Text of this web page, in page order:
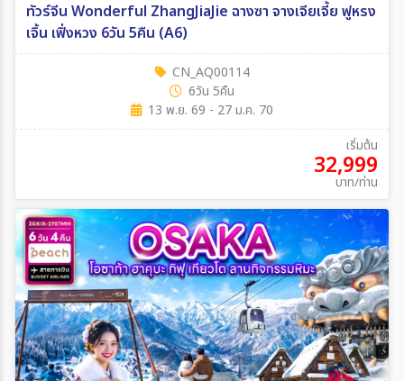
ทัวร์จีน Wonderful ZhangJiaJie ฉางซา จางเจียเจี้ย ฟูหรง
เจิ้น เฟิ่งหวง 6วัน 5คืน (A6)
CN_AQ00114
6วัน 5คืน
13 พ.ย. 69 - 27 ม.ค. 70
เริ่มต้น
32,999
บาท/ท่าน